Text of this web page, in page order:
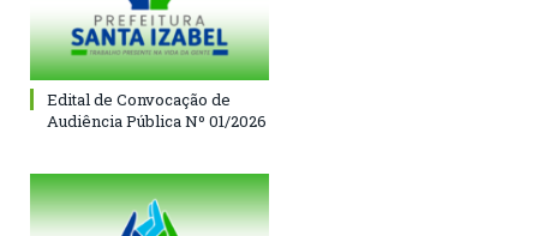
Edital de Convocação de
Audiência Pública Nº 01/2026